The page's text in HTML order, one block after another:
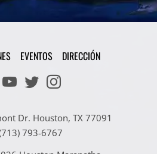
EVENTOS DIRECCIÓN
Dr. Houston, TX 77091
793-6767